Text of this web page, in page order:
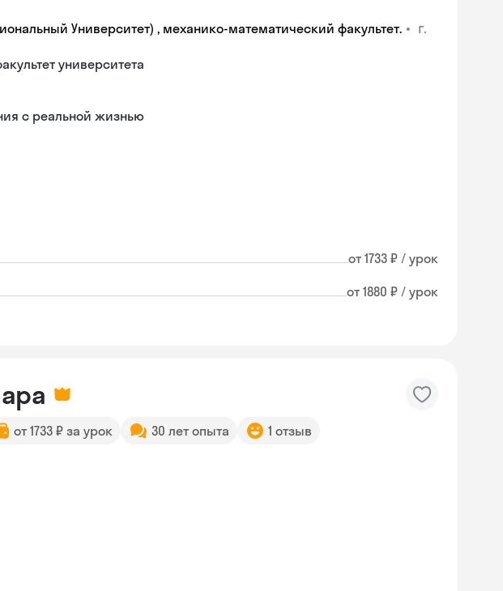
Университет) , механико-математический факультет. • г.
университета
с реальной жизнью
от 1733 ₽ / урок
от 1880 ₽ / урок
от 1733 ₽ за урок 30 лет опыта 1 отзыв